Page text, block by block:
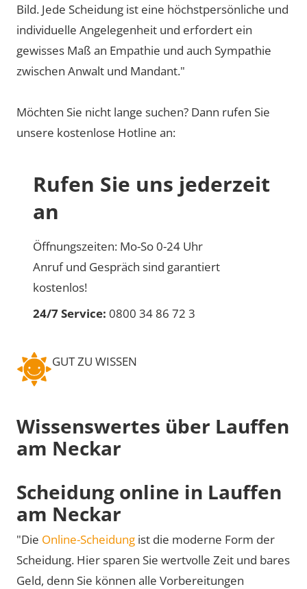
Bild. Jede Scheidung ist eine höchstpersönliche und
individuelle Angelegenheit und erfordert ein
gewisses Maß an Empathie und auch Sympathie
zwischen Anwalt und Mandant."
Möchten Sie nicht lange suchen? Dann rufen Sie
unsere kostenlose Hotline an:
Rufen Sie uns jederzeit
an
Öffnungszeiten: Mo-So 0-24 Uhr
Anruf und Gespräch sind garantiert
kostenlos!
24/7 Service: 0800 34 86 72 3
GUT ZU WISSEN
Wissenswertes über Lauffen
am Neckar
Scheidung online in Lauffen
am Neckar
"Die Online-Scheidung ist die moderne Form der
Scheidung. Hier sparen Sie wertvolle Zeit und bares
Geld, denn Sie können alle Vorbereitungen